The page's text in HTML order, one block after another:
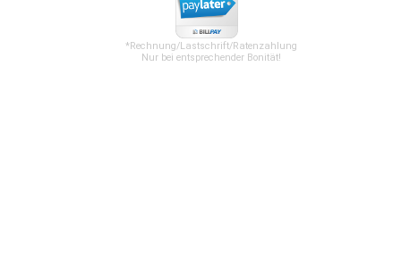
*Rechnung/Lastschrift/Ratenzahlung
Nur bei entsprechender Bonität!